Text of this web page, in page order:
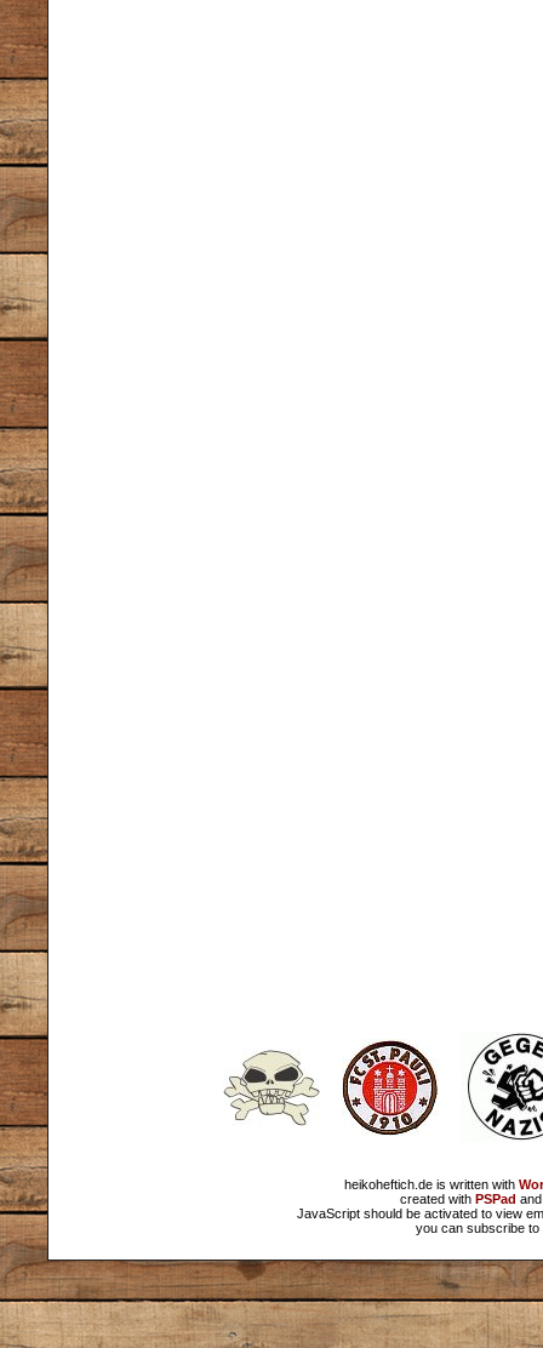
heikoheftich.de is written with
created with PSPad
JavaScript should be activated to view
you can subscribe